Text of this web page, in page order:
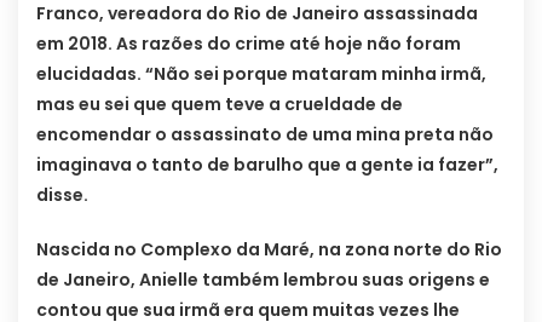
Franco, vereadora do Rio de Janeiro assassinada
em 2018. As razões do crime até hoje não foram
elucidadas. “Não sei porque mataram minha irmã,
mas eu sei que quem teve a crueldade de
encomendar o assassinato de uma mina preta não
imaginava o tanto de barulho que a gente ia fazer”,
disse.
Nascida no Complexo da Maré, na zona norte do Rio
de Janeiro, Anielle também lembrou suas origens e
contou que sua irmã era quem muitas vezes lhe